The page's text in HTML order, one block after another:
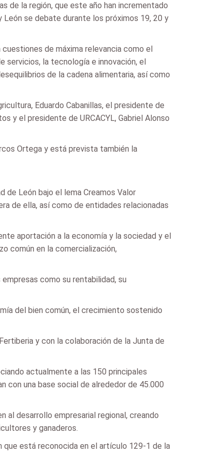
de la región, que este año han incrementado
León se debate durante los próximos 19, 20 y
de máxima relevancia como el
servicios, la tecnología e innovación, el
de la cadena alimentaria, así como
Eduardo Cabanillas, el presidente de
y el presidente de URCACYL, Gabriel Alonso
Ortega y está prevista también la
de León bajo el lema Creamos Valor
de ella, así como de entidades relacionadas
aportación a la economía y la sociedad y el
común en la comercialización,
como su rentabilidad, su
del bien común, el crecimiento sostenido
y con la colaboración de la Junta de
actualmente a las 150 principales
con una base social de alrededor de 45.000
al desarrollo empresarial regional, creando
y ganaderos.
está reconocida en el artículo 129-1 de la